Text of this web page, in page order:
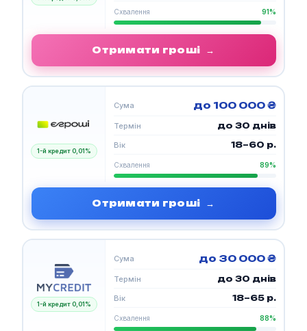
Схвалення 91%
Отримати гроші →
1-й кредит 0,01%
Сума до 100 000 ₴
Термін до 30 днів
Вік 18–60 р.
Схвалення 89%
Отримати гроші →
1-й кредит 0,01%
Сума до 30 000 ₴
Термін до 30 днів
Вік 18–65 р.
Схвалення 88%